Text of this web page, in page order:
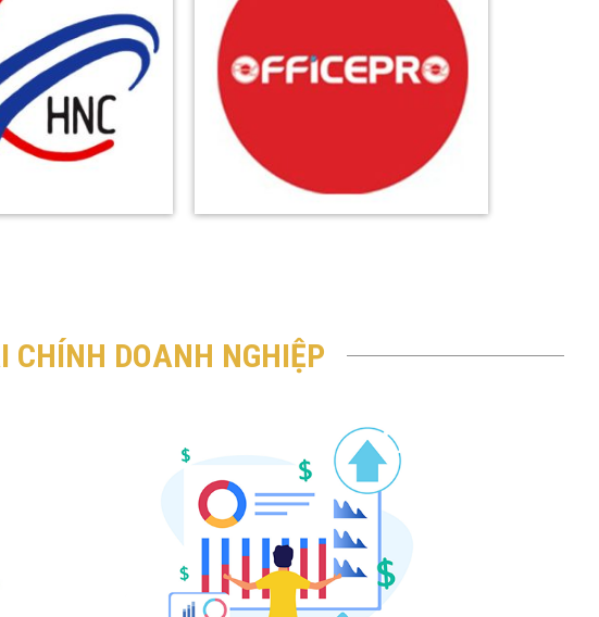
CHÍNH DOANH NGHIỆP